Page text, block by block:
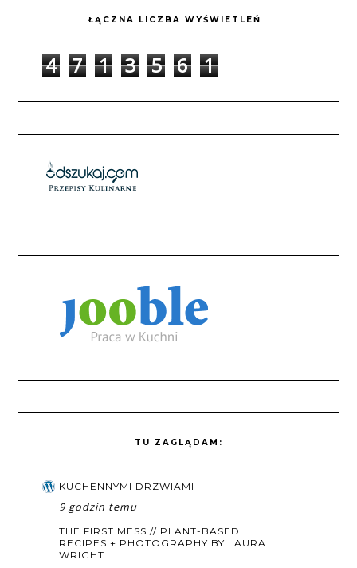
ŁĄCZNA LICZBA WYŚWIETLEŃ
4 7 1 3 5 6 1
TU ZAGLĄDAM:
KUCHENNYMI DRZWIAMI
9 godzin temu
THE FIRST MESS // PLANT-BASED
RECIPES + PHOTOGRAPHY BY LAURA
WRIGHT